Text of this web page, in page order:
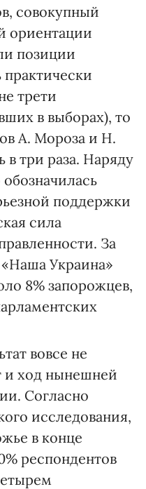
совокупный
ориентации
позиции
трети
в выборах), то
А. Мороза и Н.
три раза. Наряду
поддержки
сила
За
Украина»
8% запорожцев,
вовсе не
и ход нынешней
Согласно
исследования,
в конце
респондентов